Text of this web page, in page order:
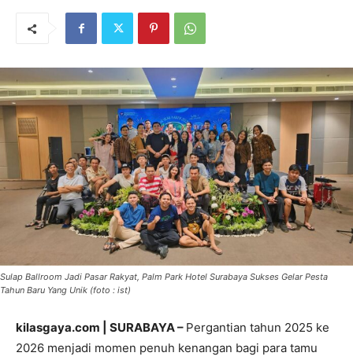
Sulap Ballroom Jadi Pasar Rakyat, Palm Park Hotel Surabaya Sukses Gelar Pesta
Tahun Baru Yang Unik (foto : ist)
kilasgaya.com | SURABAYA – Pergantian tahun 2025 ke
2026 menjadi momen penuh kenangan bagi para tamu